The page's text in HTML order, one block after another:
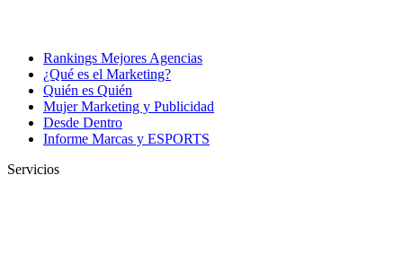
Rankings Mejores Agencias
¿Qué es el Marketing?
Quién es Quién
Mujer Marketing y Publicidad
Desde Dentro
Informe Marcas y ESPORTS
Servicios